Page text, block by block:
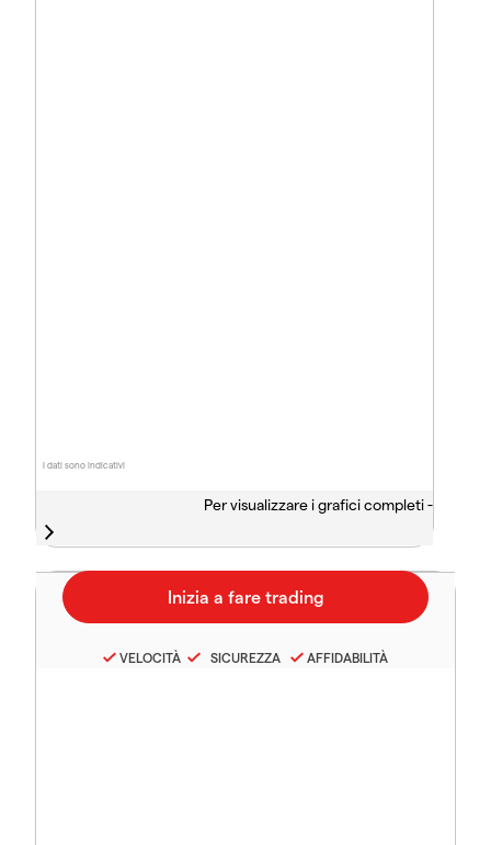
I dati sono indicativi
Per visualizzare i grafici completi -
VELOCITÀ SICUREZZA AFFIDABILITÀ